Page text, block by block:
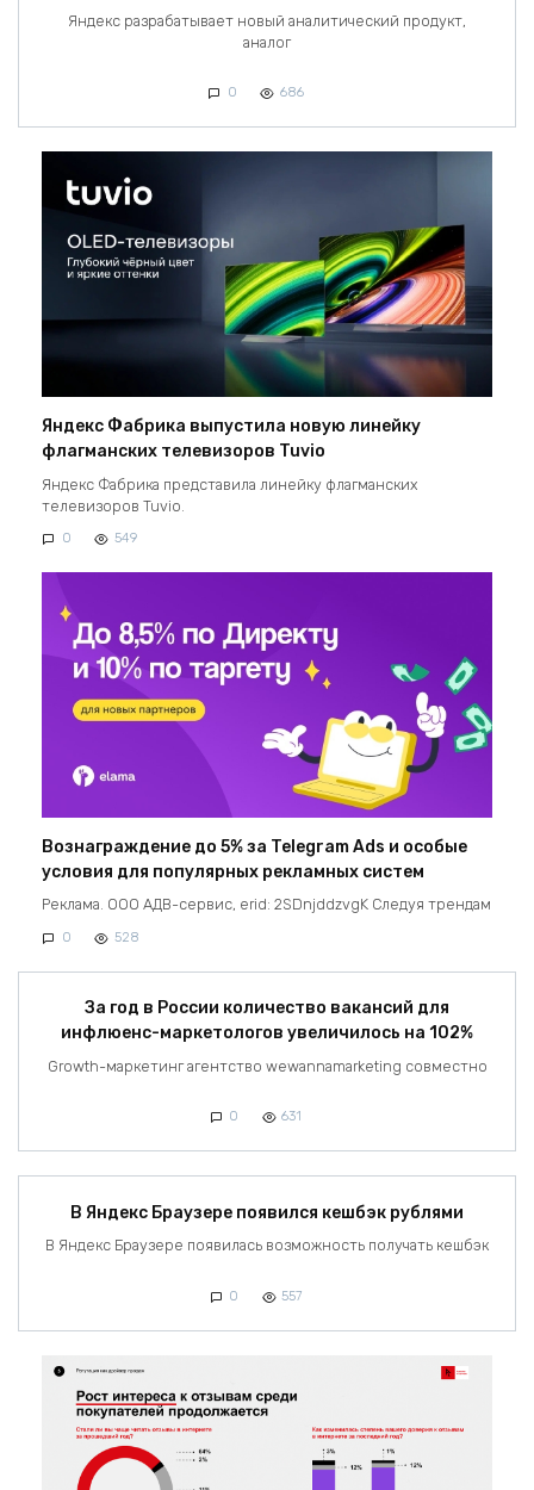
Яндекс разрабатывает новый аналитический продукт,
аналог
0 686
Яндекс Фабрика выпустила новую линейку
флагманских телевизоров Tuvio
Яндекс Фабрика представила линейку флагманских
телевизоров Tuvio.
0 549
Вознаграждение до 5% за Telegram Ads и особые
условия для популярных рекламных систем
Реклама. ООО АДВ-сервис, erid: 2SDnjddzvgK Следуя трендам
0 528
За год в России количество вакансий для
инфлюенс-маркетологов увеличилось на 102%
Growth-маркетинг агентство wewannamarketing совместно
0 631
В Яндекс Браузере появился кешбэк рублями
В Яндекс Браузере появилась возможность получать кешбэк
0 557